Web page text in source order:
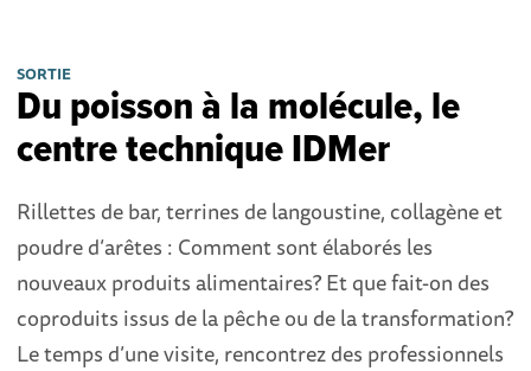
SORTIE
Du poisson à la molécule, le
centre technique IDMer
Rillettes de bar, terrines de langoustine, collagène et
poudre d’arêtes : Comment sont élaborés les
nouveaux produits alimentaires? Et que fait-on des
coproduits issus de la pêche ou de la transformation?
Le temps d’une visite, rencontrez des professionnels